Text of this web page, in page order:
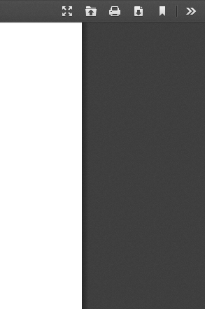
Presentation
Open Print Download
Current